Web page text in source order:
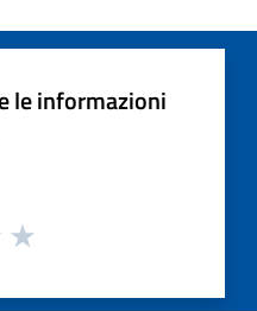
le informazioni